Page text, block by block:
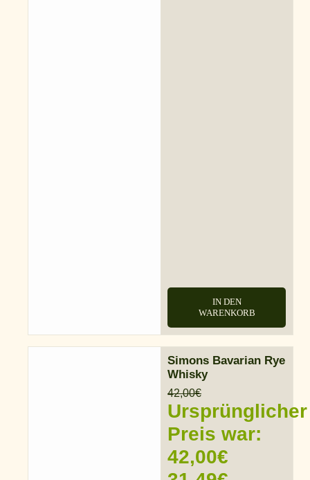
IN DEN
WARENKORB
Simons Bavarian Rye
Whisky
42,00€
Ursprünglicher
Preis war:
42,00€